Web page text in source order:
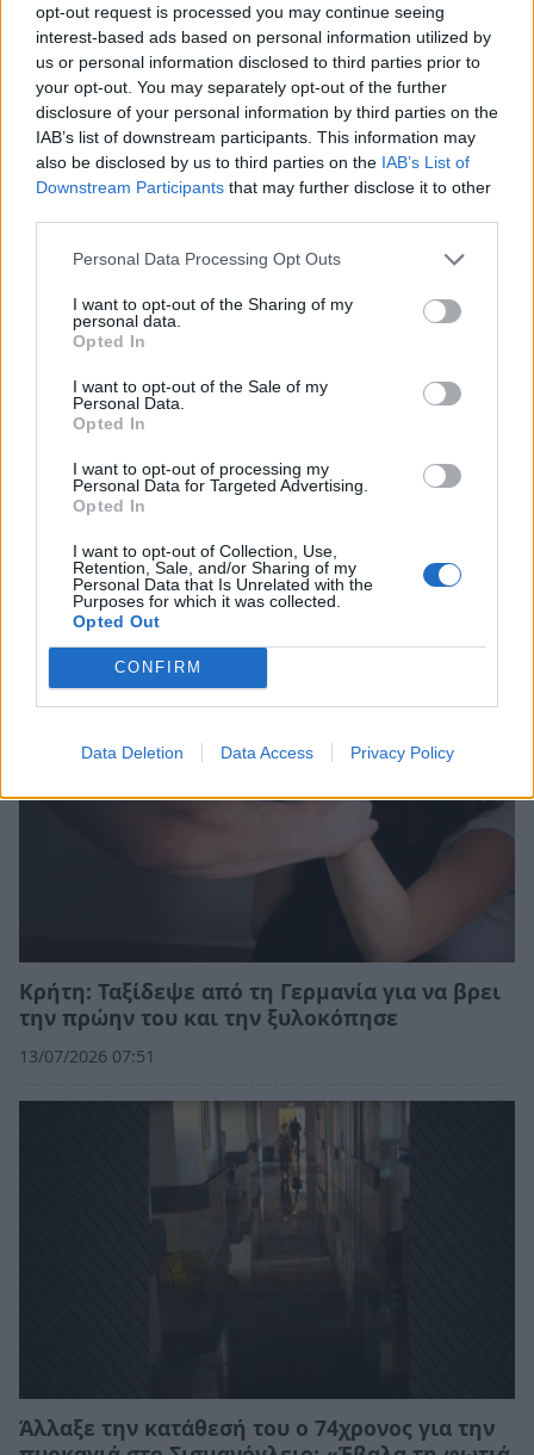
opt-out request is processed you may continue seeing
interest-based ads based on personal information utilized by
us or personal information disclosed to third parties prior to
your opt-out. You may separately opt-out of the further
disclosure of your personal information by third parties on the
IAB’s list of downstream participants. This information may
also be disclosed by us to third parties on the IAB’s List of
Downstream Participants that may further disclose it to other
Personal Data Processing Opt Outs
I want to opt-out of the Sharing of my
personal data.
Opted In
I want to opt-out of the Sale of my
Personal Data.
Opted In
I want to opt-out of processing my
Personal Data for Targeted Advertising.
Opted In
I want to opt-out of Collection, Use,
Retention, Sale, and/or Sharing of my
Personal Data that Is Unrelated with the
Purposes for which it was collected.
Opted Out
CONFIRM
Data Deletion Data Access Privacy Policy
Σχετικά Άρθρα
της την καταδίωκε οδικώς μέχρι το
Αστυνομικό Τμήμα
23/07/2026 19:22
Κρήτη: Ταξίδεψε από τη Γερμανία για να βρει
την πρώην του και την ξυλοκόπησε
13/07/2026 07:51
Άλλαξε την κατάθεσή του ο 74χρονος για την